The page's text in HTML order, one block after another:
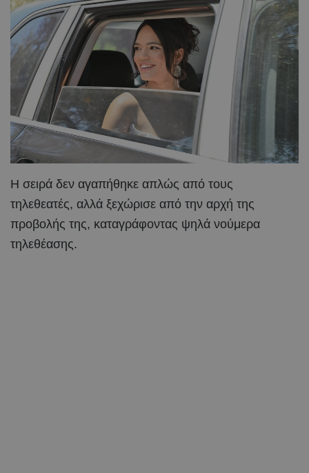
Η σειρά δεν αγαπήθηκε απλώς από τους
τηλεθεατές, αλλά ξεχώρισε από την αρχή της
προβολής της, καταγράφοντας ψηλά νούμερα
τηλεθέασης.